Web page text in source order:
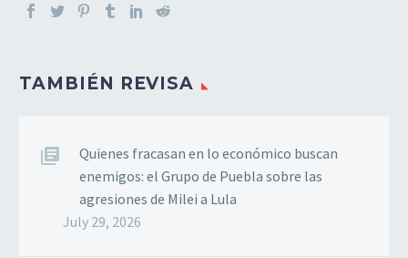
TAMBIÉN REVISA
Quienes fracasan en lo económico buscan
enemigos: el Grupo de Puebla sobre las
agresiones de Milei a Lula
July 29, 2026